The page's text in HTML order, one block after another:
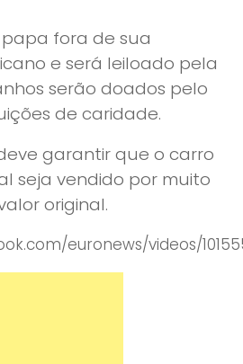
papa fora de sua
e será leiloado pela
serão doados pelo
de caridade.
garantir que o carro
seja vendido por muito
original.
euronews/videos/